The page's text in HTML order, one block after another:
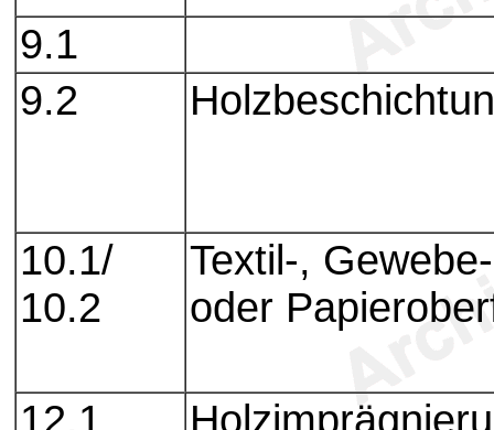
9.1
9.2
10.1/
10.2
Textil-,
oder
12.1